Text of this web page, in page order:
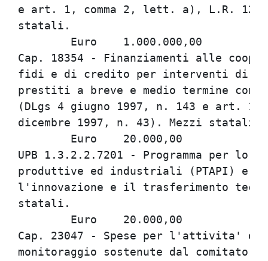
e art. 1, comma 2, lett. a), L.R. 12
statali.
Cap. 18354 - Finanziamenti alle
fidi e di credito per interventi di
prestiti a breve e medio termine
(DLgs 4 giugno 1997, n. 143 e art.
dicembre 1997, n. 43). Mezzi statali.
UPB 1.3.2.2.7201 - Programma per
produttive ed industriali (PTAPI) e
l'innovazione e il trasferimento
statali.
Cap. 23047 - Spese per l'attivita'
monitoraggio sostenute dal